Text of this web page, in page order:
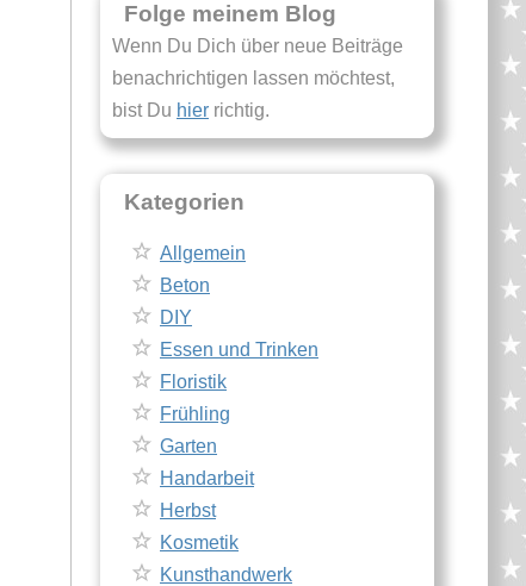
Folge meinem Blog
Wenn Du Dich über neue Beiträge
benachrichtigen lassen möchtest,
bist Du hier richtig.
Kategorien
Allgemein
Beton
DIY
Essen und Trinken
Floristik
Frühling
Garten
Handarbeit
Herbst
Kosmetik
Kunsthandwerk